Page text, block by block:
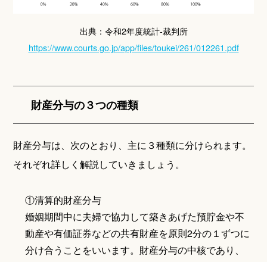
出典：令和2年度統計-裁判所
https://www.courts.go.jp/app/files/toukei/261/012261.pdf
財産分与の３つの種類
財産分与は、次のとおり、主に３種類に分けられます。
それぞれ詳しく解説していきましょう。
①清算的財産分与
婚姻期間中に夫婦で協力して築きあげた預貯金や不
動産や有価証券などの共有財産を原則2分の１ずつに
分け合うことをいいます。財産分与の中核であり、